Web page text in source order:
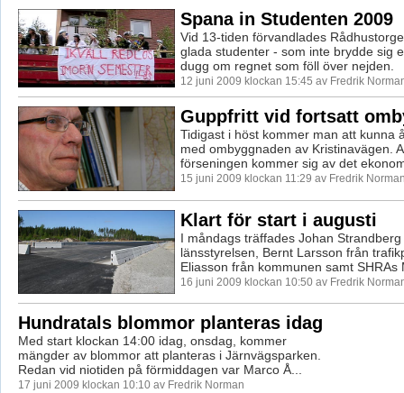
Spana in Studenten 2009
Vid 13-tiden förvandlades
glada studenter - som inte brydde sig
dugg om regnet som föll över nejden.
12 juni 2009 klockan 15:45 av Fredrik
Guppfritt vid fortsatt
Tidigast i höst kommer man att kunna
med ombyggnaden av Kristinavägen.
förseningen kommer sig av det
15 juni 2009 klockan 11:29 av Fredrik
Klart för start i augusti
I måndags träffades Johan Strandberg
länsstyrelsen, Bernt Larsson från
Eliasson från kommunen samt SHRAs
16 juni 2009 klockan 10:50 av Fredrik
Hundratals blommor planteras idag
Med start klockan 14:00 idag, onsdag, kommer
mängder av blommor att planteras i Järnvägsparken.
Redan vid niotiden på förmiddagen var Marco Å...
17 juni 2009 klockan 10:10 av Fredrik Norman